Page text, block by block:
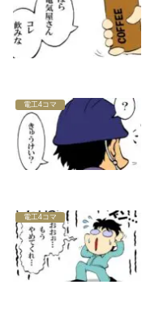
電工4コマ
電工4コマ